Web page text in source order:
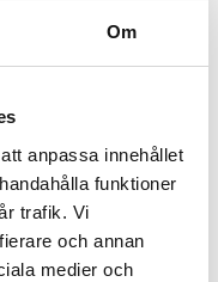
Om
anpassa innehållet
funktioner
trafik. Vi
och annan
medier och
Vi tror det.